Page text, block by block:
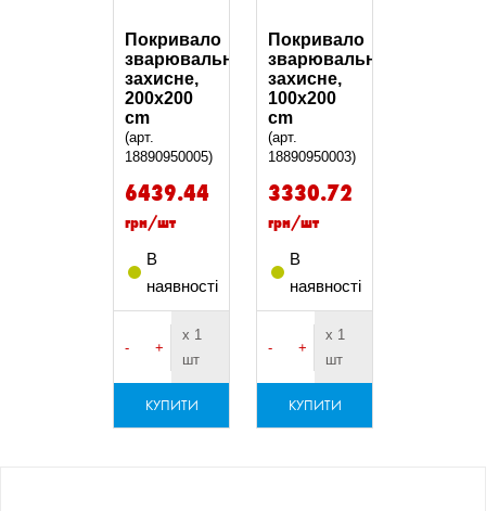
Покривало
зварювальне,
захисне,
200х200
cm
(арт.
18890950005)
6439.44
грн/шт
В
наявності
- +
х 1
шт
КУПИТИ
Покривало
зварювальне,
захисне,
100х200
cm
(арт.
18890950003)
3330.72
грн/шт
В
наявності
- +
х 1
шт
КУПИТИ